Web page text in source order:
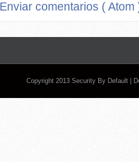
Enviar comentarios ( Atom
Copyright 2013 Security By Default |